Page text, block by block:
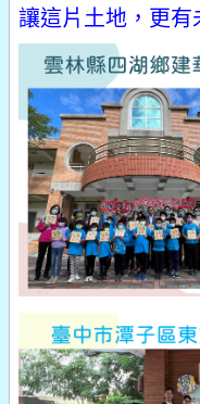
讓這片土地，更有